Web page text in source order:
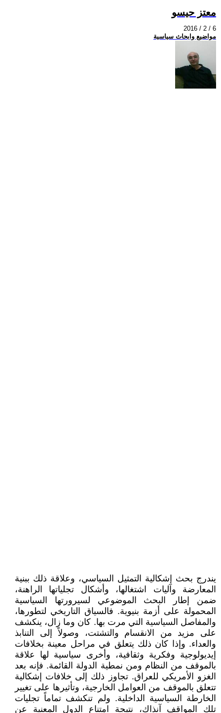
معتز حيسو
2016 / 2 / 6
مواضيع وابحاث سياسية
يندرج بحث إشكالية التمثيل السياسي، وعلاقة ذلك ببنية
المعارضة وآليات اشتغالها، وأشكال تجلياتها الراهنة،
ضمن إطار البحث الموضوعي لسيرورتها السياسية
المحمولة على أزمة بنيوية. فالسياق التاريخي لتطورها،
والمفاصل السياسية التي مرت بها. كان وما زال، ينكشف
على مزيد من الانقسام والتشتت، وصولاً إلى التنابذ
والعداء. وإذا كان ذلك يتعلق في مراحل معينة بخلافات
إيديولوجية وفكرية وثقافية، وأخرى سياسية لها علاقة
بالموقف من النظام ومن نمطية الدولة القائمة. فإنه بعد
الغزو الأمريكي للعراق. تجاوز ذلك إلى خلافات إشكالية
تتعلق بالموقف من العوامل الخارجية، وتأثيرها على تغيير
الخارطة السياسية الداخلية. ولم تنكشف تماماً تجليات
تلك المواقف آنذاك، نتيجة امتناع الدول المعنية عن